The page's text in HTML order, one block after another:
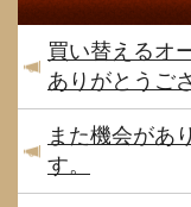
買い替えるオ
ありがとうご
また機会があ
す。